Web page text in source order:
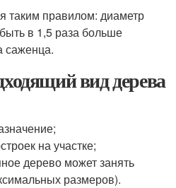
таким правилом: диаметр
в 1,5 раза больше
саженца.
вид дерева
на участке;
дерево может занять
размеров).